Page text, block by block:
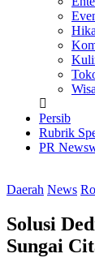
Persib
Rubrik
PR
Daerah News
Solusi
Sungai